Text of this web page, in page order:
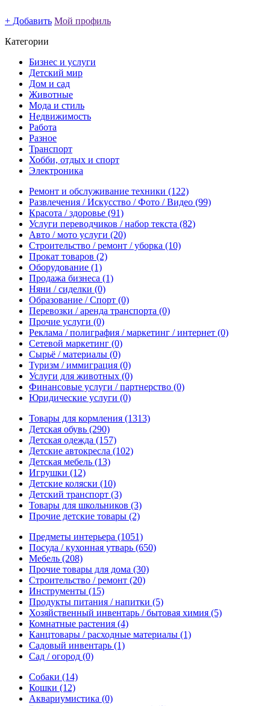
+ Добавить Мой профиль
Категории
Бизнес и услуги
Детский мир
Дом и сад
Животные
Мода и стиль
Недвижимость
Работа
Разное
Транспорт
Хобби, отдых и спорт
Электроника
Ремонт и обслуживание техники (122)
Развлечения / Искусство / Фото / Видео (99)
Красота / здоровье (91)
Услуги переводчиков / набор текста (82)
Авто / мото услуги (20)
Строительство / ремонт / уборка (10)
Прокат товаров (2)
Оборудование (1)
Продажа бизнеса (1)
Няни / сиделки (0)
Образование / Спорт (0)
Перевозки / аренда транспорта (0)
Прочие услуги (0)
Реклама / полиграфия / маркетинг / интернет (0)
Сетевой маркетинг (0)
Сырьё / материалы (0)
Туризм / иммиграция (0)
Услуги для животных (0)
Финансовые услуги / партнерство (0)
Юридические услуги (0)
Товары для кормления (1313)
Детская обувь (290)
Детская одежда (157)
Детские автокресла (102)
Детская мебель (13)
Игрушки (12)
Детские коляски (10)
Детский транспорт (3)
Товары для школьников (3)
Прочие детские товары (2)
Предметы интерьера (1051)
Посуда / кухонная утварь (650)
Мебель (208)
Прочие товары для дома (30)
Строительство / ремонт (20)
Инструменты (15)
Продукты питания / напитки (5)
Хозяйственный инвентарь / бытовая химия (5)
Комнатные растения (4)
Канцтовары / расходные материалы (1)
Садовый инвентарь (1)
Сад / огород (0)
Собаки (14)
Кошки (12)
Аквариумистика (0)